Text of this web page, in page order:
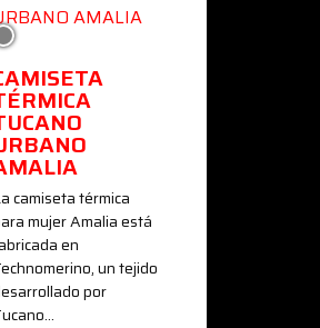
camiseta térmica
mujer Amalia está
en
un tejido
por